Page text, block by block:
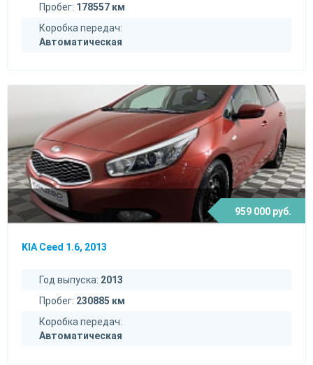
Пробег: 178557 км
Коробка передач:
Автоматическая
959 000 руб.
KIA Ceed 1.6, 2013
Год выпуска: 2013
Пробег: 230885 км
Коробка передач:
Автоматическая